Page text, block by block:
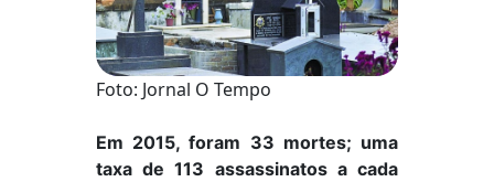
Foto: Jornal O Tempo
Em 2015, foram 33 mortes; uma
taxa de 113 assassinatos a cada